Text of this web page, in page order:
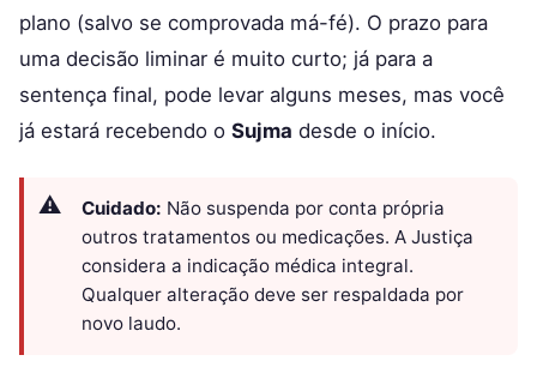
plano (salvo se comprovada má-fé). O prazo para
uma decisão liminar é muito curto; já para a
sentença final, pode levar alguns meses, mas você
já estará recebendo o Sujma desde o início.
Cuidado: Não suspenda por conta própria
outros tratamentos ou medicações. A Justiça
considera a indicação médica integral.
Qualquer alteração deve ser respaldada por
novo laudo.